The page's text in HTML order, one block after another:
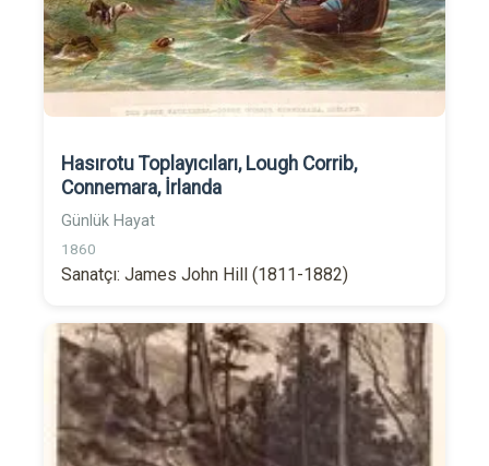
Hasırotu Toplayıcıları, Lough Corrib,
Connemara, İrlanda
Günlük Hayat
1860
Sanatçı: James John Hill (1811-1882)